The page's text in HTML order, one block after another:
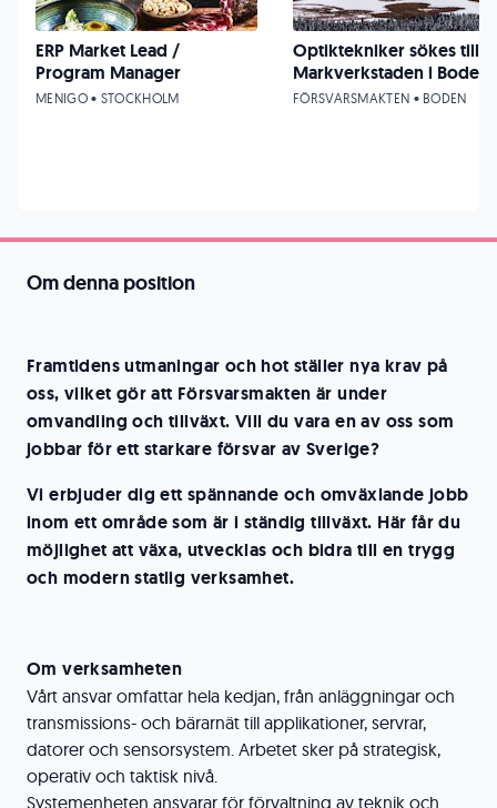
Om denna position
Framtidens utmaningar och hot ställer nya krav på
oss, vilket gör att Försvarsmakten är under
omvandling och tillväxt. Vill du vara en av oss som
jobbar för ett starkare försvar av Sverige?
Vi erbjuder dig ett spännande och omväxlande jobb
inom ett område som är i ständig tillväxt. Här får du
möjlighet att växa, utvecklas och bidra till en trygg
och modern statlig verksamhet.
Om verksamheten
Vårt ansvar omfattar hela kedjan, från anläggningar och
transmissions- och bärarnät till applikationer, servrar,
datorer och sensorsystem. Arbetet sker på strategisk,
operativ och taktisk nivå.
Systemenheten ansvarar för förvaltning av teknik och
ERP Market Lead /
Program Manager
MENIGO • STOCKHOLM
Optiktekniker sökes till
Markverkstaden i Boden
FÖRSVARSMAKTEN • BODEN